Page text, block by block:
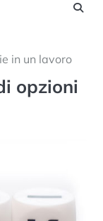
in un lavoro
opzioni